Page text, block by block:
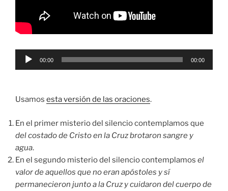
Reproductor
00:00 00:00
Usamos esta versión de las oraciones.
En el primer misterio del silencio contemplamos que
del costado de Cristo en la Cruz brotaron sangre y
agua.
En el segundo misterio del silencio contemplamos el
valor de aquellos que no eran apóstoles y sí
permanecieron junto a la Cruz y cuidaron del cuerpo de